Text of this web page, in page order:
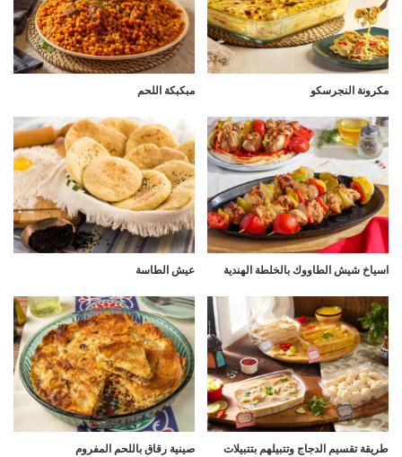
مكرونة النجرسكو مبكبكة اللحم
اسياخ شيش الطاووك بالخلطة الهندية عيش الطاسة
طريقة تقسيم الدجاج وتتبيلهم بتتبيلات
صينية رقاق باللحم المفروم